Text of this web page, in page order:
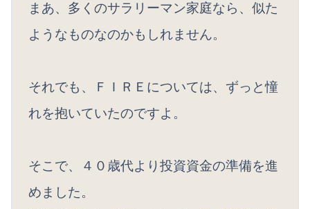
まあ、多くのサラリーマン家庭なら、似た
ようなものなのかもしれません。
それでも、ＦＩＲＥについては、ずっと憧
れを抱いていたのですよ。
そこで、４０歳代より投資資金の準備を進
めました。